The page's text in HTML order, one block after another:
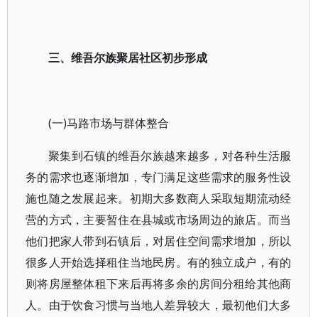
三、维吾尔族聚居社区初步形成
(一)马路市场与群体整合
聚集到石镇的维吾尔族越来越多，对各种生活服
务的需求也逐渐增加，专门满足这些需求的服务性设
施也随之发展起来。初期大多数商人采取短期流动经
营的方式，主要暂住在县城或市场周边的旅店。而当
他们把家人带到石镇后，对居住空间需求增加，所以
很多人开始选择租住当地民房。有的独立成户，有的
则将房屋整体租下来后再将多余的房间分租给其他商
人。由于饮食习惯与当地人差异较大，最初他们大多